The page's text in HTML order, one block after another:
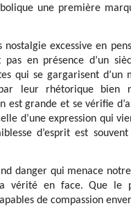
une première
nostalgie excessive en
pas en présence d’un
qui se gargarisent d’un
leur rhétorique bien
est grande et se vérifie
d’une expression qui
d’esprit est
danger qui menace
vérité en face. Que le
de compassion